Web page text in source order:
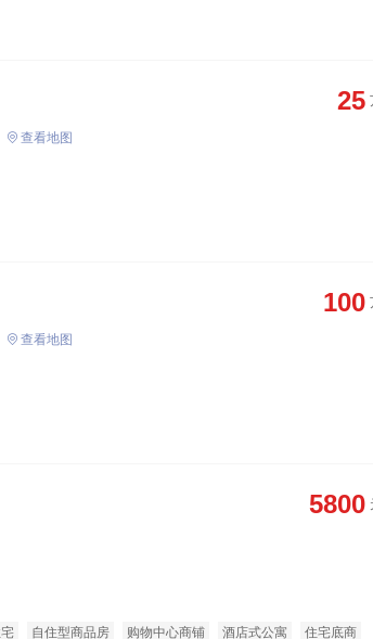
25
查看地图
100
查看地图
5800
自住型商品房 购物中心商铺 酒店式公寓 住宅底商